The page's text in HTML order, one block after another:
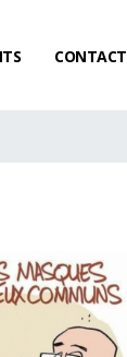
CONTACT